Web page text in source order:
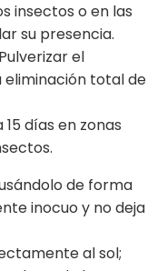
insectos o en las
su presencia.
el
total de
días en zonas
de forma
inocuo y no deja
al sol;